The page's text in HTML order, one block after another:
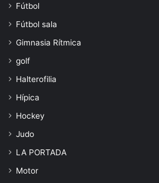
Fútbol
Fútbol sala
Gimnasia Rítmica
golf
Halterofilia
Hípica
Hockey
Judo
LA PORTADA
Motor